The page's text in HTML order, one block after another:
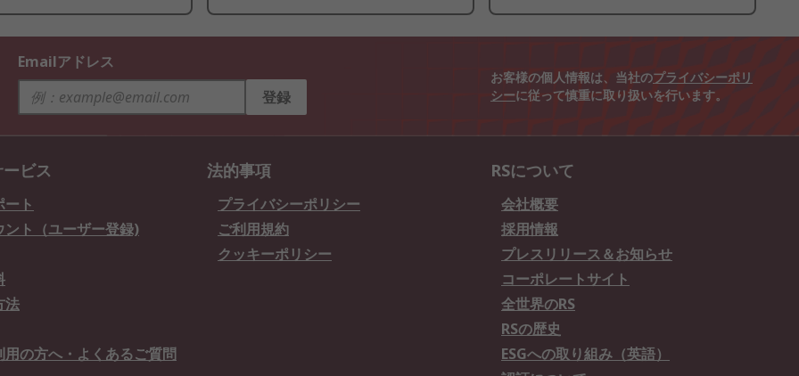
Emailアドレス
登録
お客様の個人情報は、当社のプライバシーポリ
シーに従って慎重に取り扱いを行います。
ビス
ト
ント（ユーザー登録)
法
用の方へ・よくあるご質問
法的事項
プライバシーポリシー
ご利用規約
クッキーポリシー
RSについて
会社概要
採用情報
プレスリリース＆お知らせ
コーポレートサイト
全世界のRS
RSの歴史
ESGへの取り組み（英語）